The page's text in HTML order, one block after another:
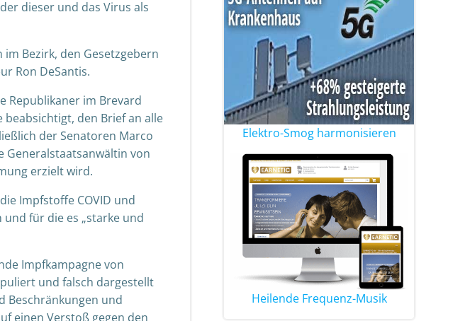
dieser und das Virus als
Bezirk, den Gesetzgebern
Ron DeSantis.
Republikaner im Brevard
den Brief an alle
der Senatoren Marco
Generalstaatsanwältin von
erzielt wird.
Impfstoffe COVID und
und für die es „starke und
Impfkampagne von
und falsch dargestellt
Beschränkungen und
einen Verstoß gegen den
Elektro-Smog harmonisieren
Heilende Frequenz-Musik